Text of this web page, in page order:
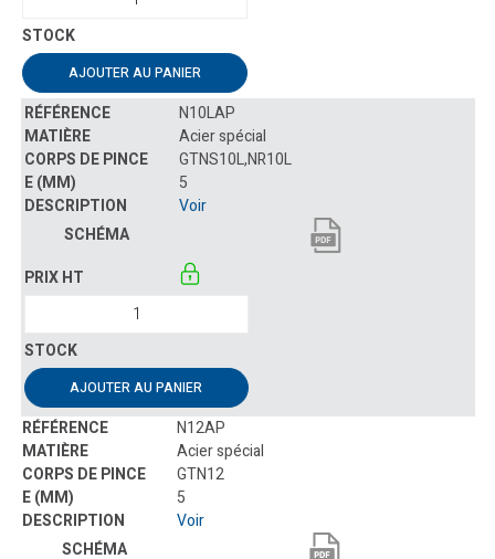
AJOUTER AU PANIER
N10LAP
Acier spécial
GTNS10L,NR10L
5
Voir
AJOUTER AU PANIER
N12AP
Acier spécial
GTN12
5
Voir